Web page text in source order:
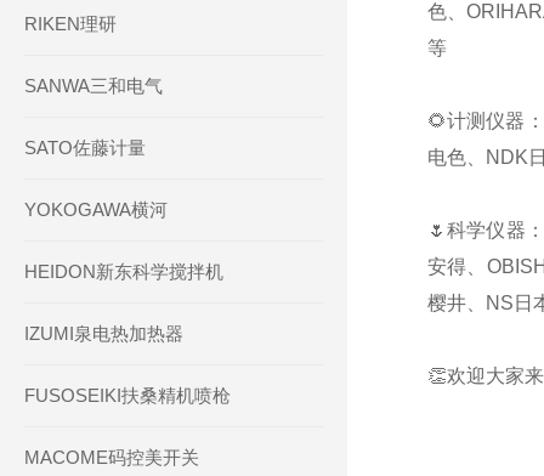
色、
等
🌻计测仪器
电色、NDK
🌷科学仪器
安得、
樱井、NS日
👏欢迎大家
RIKEN理研
SANWA三和电气
SATO佐藤计量
YOKOGAWA横河
HEIDON新东科学搅拌机
IZUMI泉电热加热器
FUSOSEIKI扶桑精机喷枪
MACOME码控美开关